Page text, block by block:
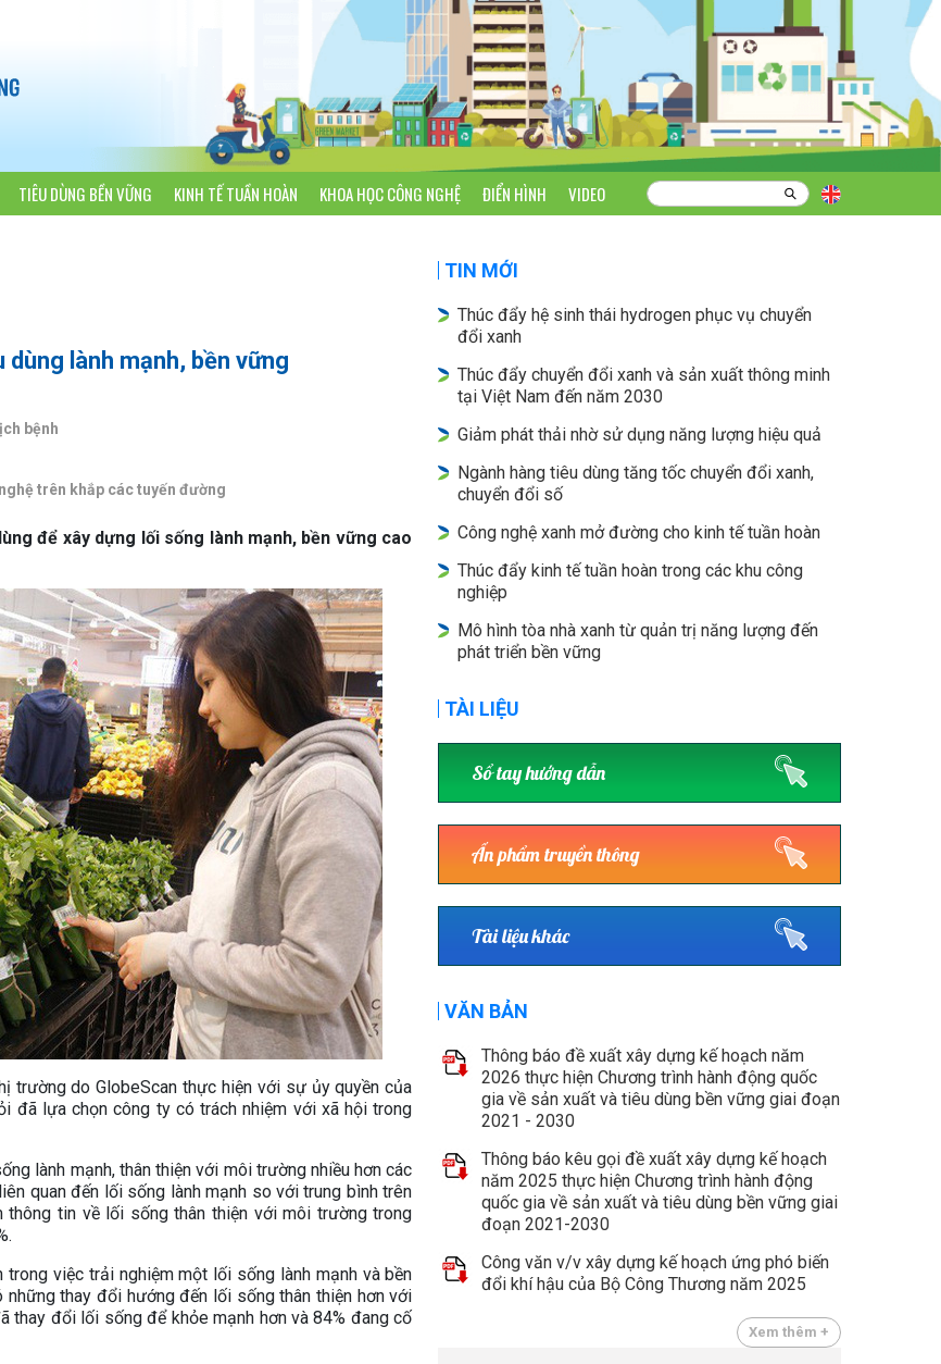
TIÊU DÙNG BỀN VỮNG KINH TẾ TUẦN HOÀN KHOA HỌC CÔNG NGHỆ ĐIỂN HÌNH VIDEO
lành mạnh, bền vững
bệnh
trên khắp các tuyến đường
để xây dựng lối sống lành mạnh, bền vững cao
trường do GlobeScan thực hiện với sự ủy quyền của
đã lựa chọn công ty có trách nhiệm với xã hội trong
lành mạnh, thân thiện với môi trường nhiều hơn các
quan đến lối sống lành mạnh so với trung bình trên
tin về lối sống thân thiện với môi trường trong
việc trải nghiệm một lối sống lành mạnh và bền
thay đổi hướng đến lối sống thân thiện hơn với
thay đổi lối sống để khỏe mạnh hơn và 84% đang cố
TIN MỚI
Thúc đẩy hệ sinh thái hydrogen phục vụ chuyển
đổi xanh
Thúc đẩy chuyển đổi xanh và sản xuất thông minh
tại Việt Nam đến năm 2030
Giảm phát thải nhờ sử dụng năng lượng hiệu quả
Ngành hàng tiêu dùng tăng tốc chuyển đổi xanh,
chuyển đổi số
Công nghệ xanh mở đường cho kinh tế tuần hoàn
Thúc đẩy kinh tế tuần hoàn trong các khu công
nghiệp
Mô hình tòa nhà xanh từ quản trị năng lượng đến
phát triển bền vững
TÀI LIỆU
Sổ tay hướng dẫn
Ấn phẩm truyền thông
Tài liệu khác
VĂN BẢN
Thông báo đề xuất xây dựng kế hoạch năm
2026 thực hiện Chương trình hành động quốc
gia về sản xuất và tiêu dùng bền vững giai đoạn
2021 - 2030
Thông báo kêu gọi đề xuất xây dựng kế hoạch
năm 2025 thực hiện Chương trình hành động
quốc gia về sản xuất và tiêu dùng bền vững giai
đoạn 2021-2030
Công văn v/v xây dựng kế hoạch ứng phó biến
đổi khí hậu của Bộ Công Thương năm 2025
Xem thêm +